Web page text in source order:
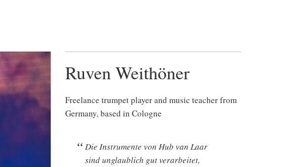
Ruven Weithöner
Freelance trumpet player and music teacher from
Germany, based in Cologne
Die Instrumente von Hub van Laar
sind unglaublich gut verarbeitet,